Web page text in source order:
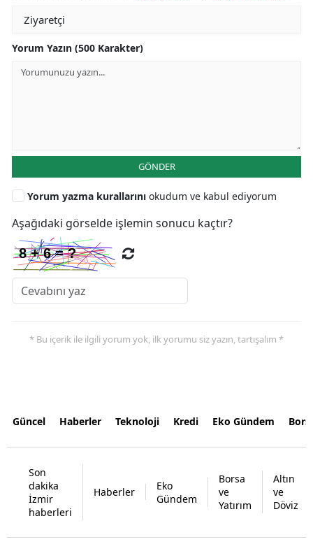
Yorum Yazın (500 Karakter)
GÖNDER
Yorum yazma kurallarını okudum ve kabul ediyorum
Aşağıdaki görselde işlemin sonucu kaçtır?
* Bu içerik ile ilgili yorum yok, ilk yorumu siz yazın, tartışalım *
Güncel Haberler Teknoloji Kredi Eko Gündem
Son
dakika
İzmir
haberleri
Haberler
Eko
Gündem
Borsa
ve
Yatırım
Altın
ve
Döviz